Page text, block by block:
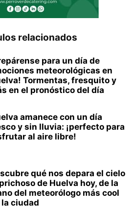
relacionados
para un día de
meteorológicas en
Tormentas, fresquito y
en el pronóstico del día
amanece con un día
y sin lluvia: ¡perfecto para
al aire libre!
qué nos depara el cielo
de Huelva hoy, de la
del meteorólogo más cool
la ciudad